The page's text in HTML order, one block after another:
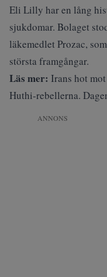
Eli Lilly har en lång
sjukdomar. Bolaget
läkemedlet Prozac,
största framgångar.
Läs mer: Irans hot
Huthi-rebellerna.
ANNONS